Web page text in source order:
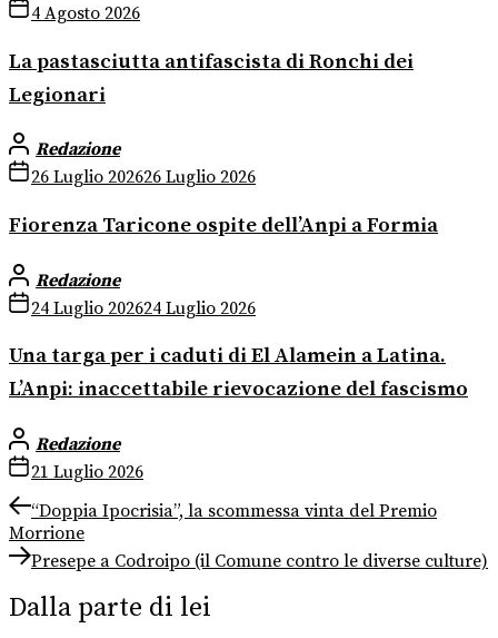
4 Agosto 2026
La pastasciutta antifascista di Ronchi dei
Legionari
Redazione
26 Luglio 202626 Luglio 2026
Fiorenza Taricone ospite dell’Anpi a Formia
Redazione
24 Luglio 202624 Luglio 2026
Una targa per i caduti di El Alamein a Latina.
L’Anpi: inaccettabile rievocazione del fascismo
Redazione
21 Luglio 2026
Navigazione
articoli
Previous
post:
“Doppia Ipocrisia”, la scommessa vinta del Premio
Morrione
Next
Presepe a Codroipo (il Comune contro le diverse culture)
Dalla parte di lei